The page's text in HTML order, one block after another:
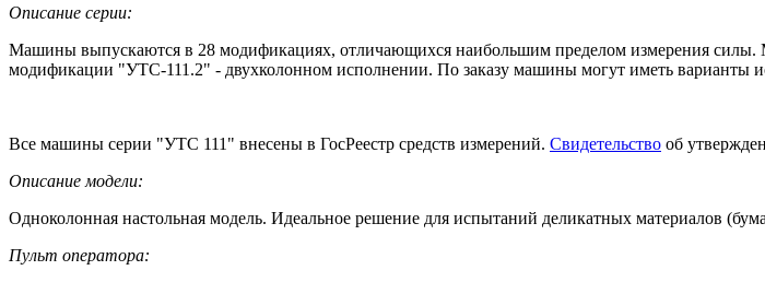
Описание серии:
Машины выпускаются в 28 модификациях, отличающихся наибольшим пределом измерения
модификации "УТС-111.2" - двухколонном исполнении. По заказу машины могут иметь варианты
Все машины серии "УТС 111" внесены в ГосРеестр средств измерений. Свидетельство об
Описание модели:
Одноколонная настольная модель. Идеальное решение для испытаний деликатных материалов
Пульт оператора: